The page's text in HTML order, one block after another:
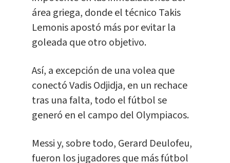
área griega, donde el técnico Takis
Lemonis apostó más por evitar la
goleada que otro objetivo.
Así, a excepción de una volea que
conectó Vadis Odjidja, en un rechace
tras una falta, todo el fútbol se
generó en el campo del Olympiacos.
Messi y, sobre todo, Gerard Deulofeu,
fueron los jugadores que más fútbol